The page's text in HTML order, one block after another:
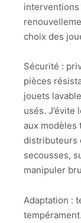
choix des
Sécurité :
pièces
jouets
usés.
aux modèles
distributeurs
secousses,
manipuler
Adaptation :